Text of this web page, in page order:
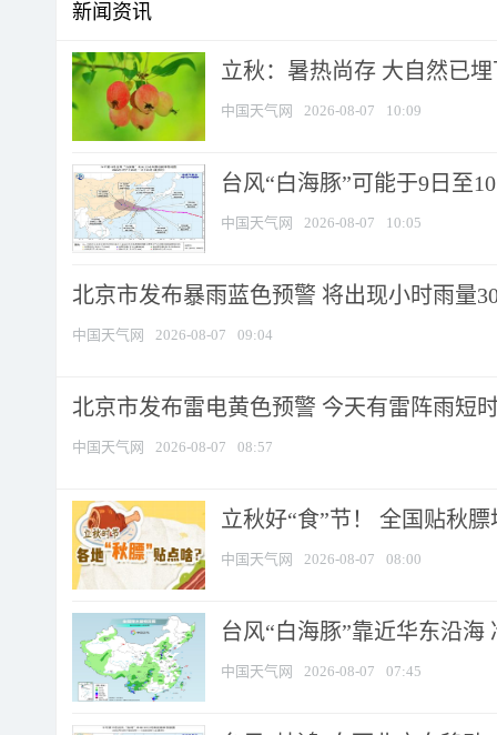
新闻资讯
立秋：暑热尚存 大自然已
中国天气网 2026-08-07 10:09
台风“白海豚”可能于9日至
中国天气网 2026-08-07 10:05
北京市发布暴雨蓝色预警 将出现小时雨量
中国天气网 2026-08-07 09:04
北京市发布雷电黄色预警 今天有雷阵雨短
中国天气网 2026-08-07 08:57
立秋好“食”节！ 全国贴秋
中国天气网 2026-08-07 08:00
台风“白海豚”靠近华东沿
中国天气网 2026-08-07 07:45